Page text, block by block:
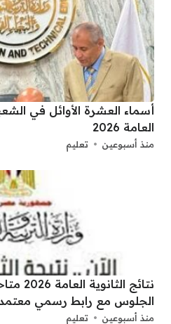
أسماء العشرة الأوائل في
العامة 2026
منذ أسبوعين تعليم
نتائج
الجلوس مع رابط رسمي
منذ أسبوعين تعليم